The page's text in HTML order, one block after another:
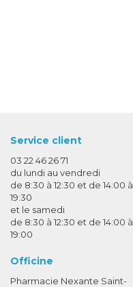
Service client
03 22 46 26 71
du lundi au vendredi
de 8:30 à 12:30 et de 14:00 à
19:30
et le samedi
de 8:30 à 12:30 et de 14:00 à
19:00
Officine
Pharmacie Nexante Saint-